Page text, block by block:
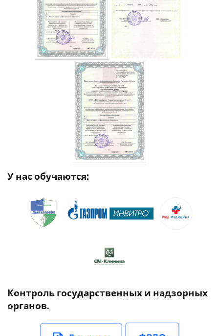
У нас обучаются:
Контроль государственных и надзорных
органов.